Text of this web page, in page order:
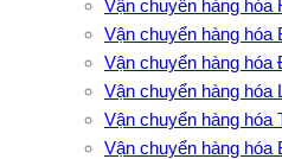
Vận chuyển hàng hóa
Vận chuyển hàng hóa
Vận chuyển hàng hóa
Vận chuyển hàng hóa
Vận chuyển hàng hóa
Vận chuyển hàng hóa